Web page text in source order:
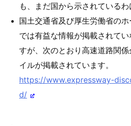
も、まだ国から示されているわ
国土交通省及び厚生労働省の
では有益な情報が掲載されてい
すが、次のとおり高速道路関係
イルが掲載されています。
https://www.expressway-
d/